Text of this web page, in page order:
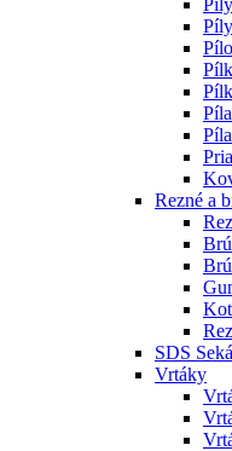
Píly
Rezné a
SDS
Vrtáky